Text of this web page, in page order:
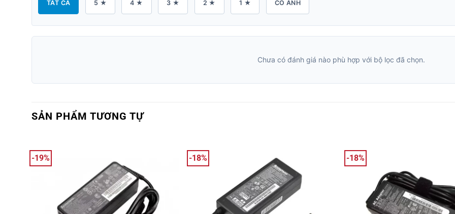
TẤT CẢ 5 ★ 4 ★ 3 ★ 2 ★ 1 ★ CÓ ẢNH
Chưa có đánh giá nào phù hợp với bộ lọc đã chọn.
SẢN PHẨM TƯƠNG TỰ
-19% -18% -18%